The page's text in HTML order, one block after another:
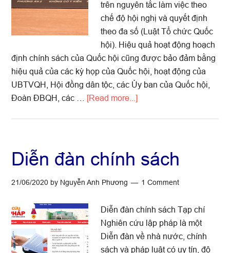
trên nguyên tắc làm việc theo
chế độ hội nghị và quyết định
theo đa số (Luật Tổ chức Quốc
hội). Hiệu quả hoạt động hoạch
định chính sách của Quốc hội cũng được bảo đảm bằng
hiệu quả của các kỳ họp của Quốc hội, hoạt động của
UBTVQH, Hội đồng dân tộc, các Ủy ban của Quốc hội,
Đoàn ĐBQH, các … [Read more...]about
sách
ở
Diễn đàn chính sách
21/06/2020 by Nguyễn Anh Phương 1 Comment
Diễn đàn chính sách Tạp chí
Nghiên cứu lập pháp là một
Diễn đàn về nhà nước, chính
sách và pháp luật có uy tín, độ